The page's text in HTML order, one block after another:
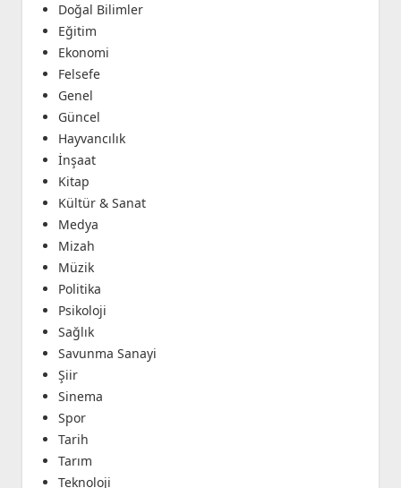
Doğal Bilimler
Eğitim
Ekonomi
Felsefe
Genel
Güncel
Hayvancılık
İnşaat
Kitap
Kültür & Sanat
Medya
Mizah
Müzik
Politika
Psikoloji
Sağlık
Savunma Sanayi
Şiir
Sinema
Spor
Tarih
Tarım
Teknoloji